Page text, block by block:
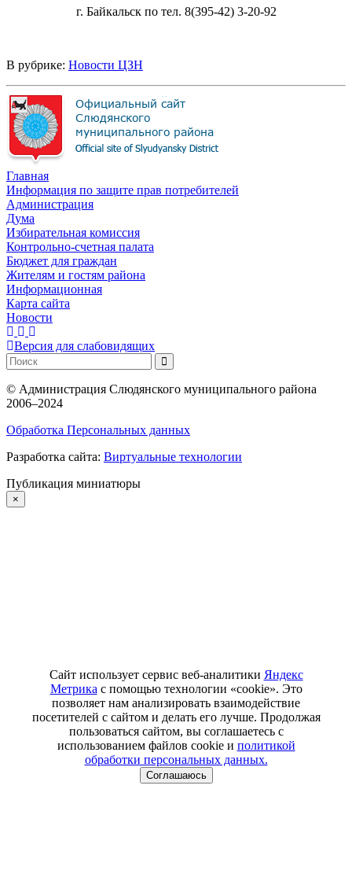
г. Байкальск по тел. 8(395-42) 3-20-92
В рубрике: Новости ЦЗН
Главная
Информация по защите прав потребителей
Администрация
Дума
Избирательная комиссия
Контрольно-счетная палата
Бюджет для граждан
Жителям и гостям района
Информационная
Карта сайта
Новости
Версия для слабовидящих
© Администрация Слюдянского муниципального района
2006–2024
Обработка Персональных данных
Разработка сайта: Виртуальные технологии
Публикация миниатюры
×
Сайт использует сервис веб-аналитики Яндекс
Метрика с помощью технологии «cookie». Это
позволяет нам анализировать взаимодействие
посетителей с сайтом и делать его лучше. Продолжая
пользоваться сайтом, вы соглашаетесь с
использованием файлов cookie и политикой
обработки персональных данных.
Соглашаюсь